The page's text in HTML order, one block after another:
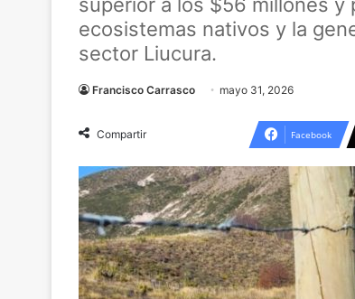
ecosistemas nativos y la
sector Liucura.
Francisco Carrasco mayo 31, 2026
Compartir Facebook